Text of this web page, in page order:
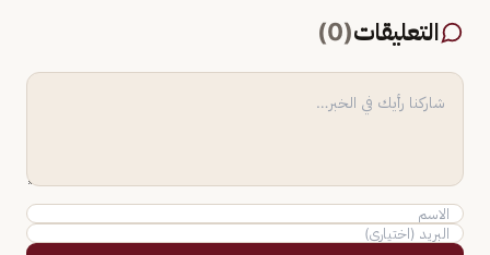
التعليقات(
0
)